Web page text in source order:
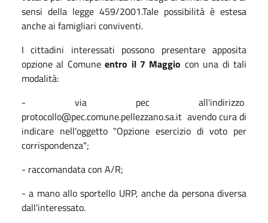
sensi della legge 459/2001.Tale possibilità è estesa
anche ai famigliari conviventi.
I cittadini interessati possono presentare apposita
opzione al Comuneentro il 7 Maggio con una di tali
modalità:
- via pec all'indirizzo
protocollo@pec.comune.pellezzano.sa.it avendo cura di
indicare nell'oggetto "Opzione esercizio di voto per
corrispondenza";
- raccomandata con A/R;
- a mano allo sportello URP, anche da persona diversa
dall'interessato.